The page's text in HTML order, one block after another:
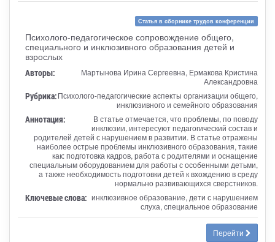
Статья в сборнике трудов конференции
Психолого-педагогическое сопровождение общего,
специального и инклюзивного образования детей и
взрослых
Авторы:
Мартынова Ирина Сергеевна, Ермакова Кристина
Александровна
Рубрика:Психолого-педагогические аспекты организации общего,
инклюзивного и семейного образования
Аннотация:
В статье отмечается, что проблемы, по поводу
инклюзии, интересуют педагогический состав и
родителей детей с нарушением в развитии. В статье отражены
наиболее острые проблемы инклюзивного образования, такие
как: подготовка кадров, работа с родителями и оснащение
специальным оборудованием для работы с особенными детьми,
а также необходимость подготовки детей к вхождению в среду
нормально развивающихся сверстников.
Ключевые слова: инклюзивное образование, дети с нарушением
слуха, специальное образование
Перейти